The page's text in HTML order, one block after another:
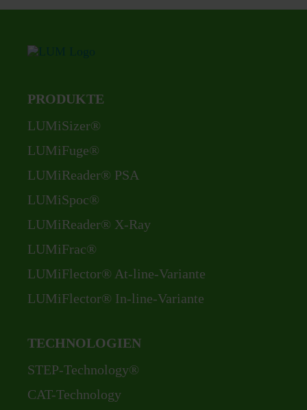
PRODUKTE
Navigation
überspringen
LUMiSizer®
LUMiFuge®
LUMiReader® PSA
LUMiSpoc®
LUMiReader® X-Ray
LUMiFrac®
LUMiFlector® At-line-Variante
LUMiFlector® In-line-Variante
TECHNOLOGIEN
Navigation
überspringen
STEP-Technology®
CAT-Technology